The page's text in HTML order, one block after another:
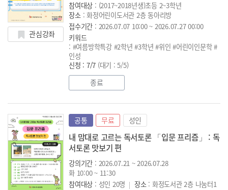
참여대상 : (2017~2018년생)초등 2~3학년
장소 : 화정어린이도서관 2층 동아리방
접수기간 : 2026.07.07 10:00 ~ 2026.07.27 00:00
키워드
: #여름방학특강 #2학년 #3학년 #위인 #어린이인문학 #
인성
신청 : 7/7 (대기 : 5/5)
종료
관심강좌
공통 무료 성인
내 맘대로 고르는 독서토론 「입문 프리즘」 : 독
서토론 맛보기 편
강의기간 : 2026.07.21 ~ 2026.07.28
화 10:00 ~ 11:30
참여대상 : 성인 20명 장소 : 화정도서관 2층 나눔터1